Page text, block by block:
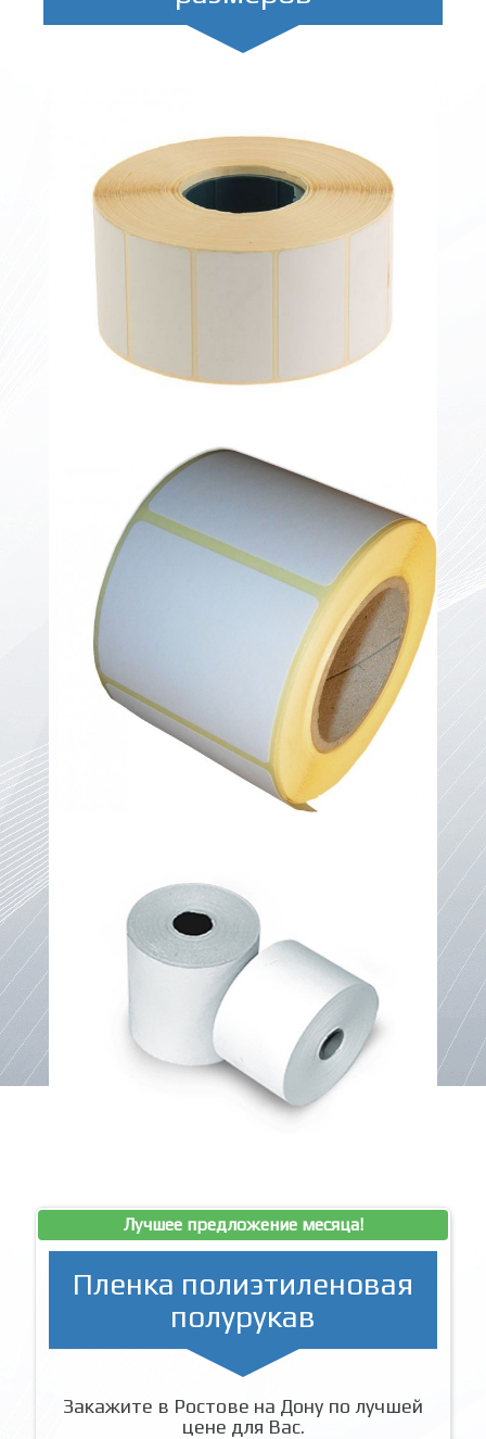
Лучшее предложение месяца!
Пленка полиэтиленовая
полурукав
Закажите в Ростове на Дону по лучшей
цене для Вас.